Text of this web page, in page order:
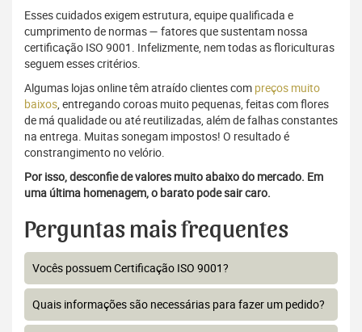
Esses cuidados exigem estrutura, equipe qualificada e
cumprimento de normas — fatores que sustentam nossa
certificação ISO 9001. Infelizmente, nem todas as floriculturas
seguem esses critérios.
Algumas lojas online têm atraído clientes com preços muito
baixos, entregando coroas muito pequenas, feitas com flores
de má qualidade ou até reutilizadas, além de falhas constantes
na entrega. Muitas sonegam impostos! O resultado é
constrangimento no velório.
Por isso, desconfie de valores muito abaixo do mercado. Em
uma última homenagem, o barato pode sair caro.
Perguntas mais frequentes
Vocês possuem Certificação ISO 9001?
Quais informações são necessárias para fazer um pedido?